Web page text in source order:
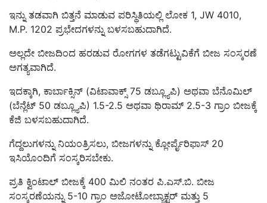
ಇನ್ನು ತಡವಾಗಿ ಬಿತ್ತನೆ ಮಾಡುವ ಪರಿಸ್ಥಿತಿಯಲ್ಲಿ ಲೋಕ 1, JW 4010,
M.P. 1202 ಪ್ರಭೇದಗಳನ್ನು ಬಳಸಬಹುದಾಗಿದೆ.
ಅಲ್ಲದೇ ಬೀಜದಿಂದ ಹರಡುವ ರೋಗಗಳ ತಡೆಗಟ್ಟುವಿಕೆಗೆ ಬೀಜ ಸಂಸ್ಕರಣೆ
ಅಗತ್ಯವಾಗಿದೆ.
ಇದಕ್ಕಾಗಿ, ಕಾರ್ಬಾಕ್ಸಿನ್ (ವಿಟಾವಾಕ್ಸ್ 75 ಡಬ್ಲ್ಯೂಪಿ) ಅಥವಾ ಬೆನೊಮಿಲ್
(ಬೆನ್ಲೆಟ್ 50 ಡಬ್ಲ್ಯೂಪಿ) 1.5-2.5 ಅಥವಾ ಥಿರಾಮ್ 2.5-3 ಗ್ರಾಂ ಬೀಜಕ್ಕೆ
ಕೆಜಿ ಬಳಸಬಹುದಾಗಿದೆ.
ಗೆದ್ದಲುಗಳನ್ನು ನಿಯಂತ್ರಿಸಲು, ಬೀಜಗಳನ್ನು ಕ್ಲೋರ್ಪೈರಿಫಾಸ್ 20
ಇಸಿಯೊಂದಿಗೆ ಸಂಸ್ಕರಿಸಬೇಕು.
ಪ್ರತಿ ಕ್ವಿಂಟಾಲ್ ಬೀಜಕ್ಕೆ 400 ಮಿಲಿ ನಂತರ ಪಿ.ಎಸ್.ಬಿ. ಬೀಜ
ಸಂಸ್ಕರಣೆಯನ್ನು 5-10 ಗ್ರಾಂ ಅಜೋಟೋಬ್ಯಾಕ್ಟರ್ ಮತ್ತು 5